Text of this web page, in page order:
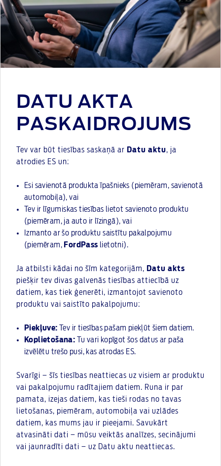
DATU AKTA
PASKAIDROJUMS
Tev var būt tiesības saskaņā ar Datu aktu, ja
atrodies ES un:
Esi savienotā produkta īpašnieks (piemēram, savienotā
automobiļa), vai
Tev ir līgumiskas tiesības lietot savienoto produktu
(piemēram, ja auto ir līzingā), vai
Izmanto ar šo produktu saistītu pakalpojumu
(piemēram, FordPass lietotni).
Ja atbilsti kādai no šīm kategorijām, Datu akts
piešķir tev divas galvenās tiesības attiecībā uz
datiem, kas tiek ģenerēti, izmantojot savienoto
produktu vai saistīto pakalpojumu:
Piekļuve: Tev ir tiesības pašam piekļūt šiem datiem.
Koplietošana: Tu vari kopīgot šos datus ar paša
izvēlētu trešo pusi, kas atrodas ES.
Svarīgi – šīs tiesības neattiecas uz visiem ar produktu
vai pakalpojumu radītajiem datiem. Runa ir par
pamata, izejas datiem, kas tieši rodas no tavas
lietošanas, piemēram, automobiļa vai uzlādes
datiem, kas mums jau ir pieejami. Savukārt
atvasināti dati – mūsu veiktās analīzes, secinājumi
vai jaunradīti dati – uz Datu aktu neattiecas.